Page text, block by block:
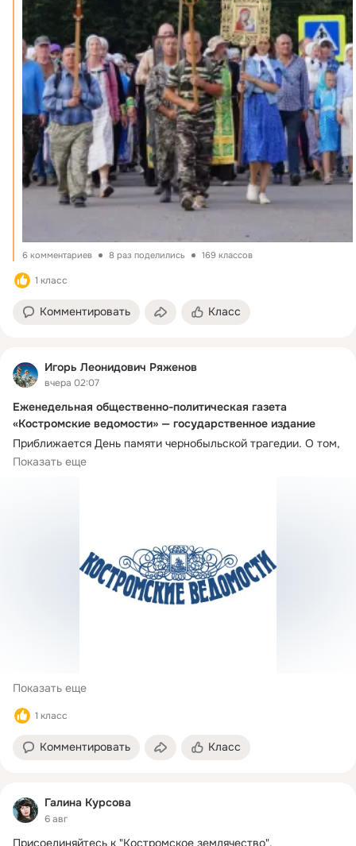
6 комментариев 8 раз поделились 169 классов
1 класс
Комментировать Класс
Игорь Леонидович Ряженов
вчера 02:07
Еженедельная общественно-политическая газета
«Костромские ведомости» — государственное издание
Приближается День памяти чернобыльской трагедии. О том,
как происходила ликвидация последствий ядерной
Показать еще
Показать еще
1 класс
Комментировать Класс
Галина Курсова
6 авг
Присоединяйтесь к "Костромское землячество".